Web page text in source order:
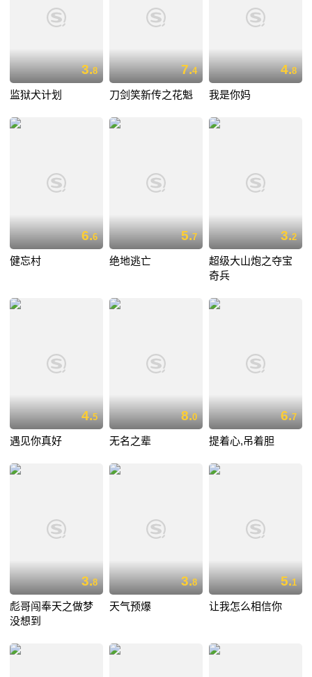
3.8
监狱犬计划
7.4
刀剑笑新传之花魁
4.8
我是你妈
6.6
健忘村
5.7
绝地逃亡
3.2
超级大山炮之夺宝
奇兵
4.5
遇见你真好
8.0
无名之辈
6.7
提着心,吊着胆
3.8
彪哥闯奉天之做梦
没想到
3.8
天气预爆
5.1
让我怎么相信你